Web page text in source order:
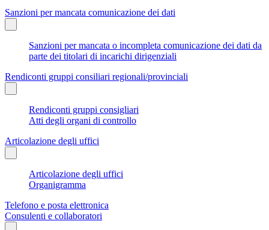
Sanzioni per mancata comunicazione dei dati
Sanzioni per mancata o incompleta comunicazione dei dati da
parte dei titolari di incarichi dirigenziali
Rendiconti gruppi consiliari regionali/provinciali
Rendiconti gruppi consigliari
Atti degli organi di controllo
Articolazione degli uffici
Articolazione degli uffici
Organigramma
Telefono e posta elettronica
Consulenti e collaboratori